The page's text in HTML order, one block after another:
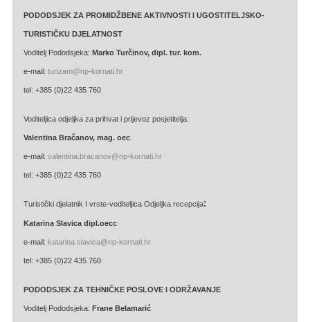
PODODSJEK ZA PROMIDŽBENE AKTIVNOSTI I UGOSTITELJSKO-
TURISTIČKU DJELATNOST
Voditelj Pododsjeka: Marko Turčinov, dipl. tur. kom.
e-mail: turizam@np-kornati.hr
tel: +385 (0)22 435 760
Voditeljica odjeljka za prihvat i prijevoz posjetitelja:
Valentina Bračanov, mag. oec
e-mail: valentina.bracanov@np-kornati.hr
tel: +385 (0)22 435 760
Turistički djelatnik I vrste-voditeljica Odjeljka recepcija:
Katarina Slavica dipl.oecc
e-mail: katarina.slavica@np-kornati.hr
tel: +385 (0)22 435 760
PODODSJEK ZA TEHNIČKE POSLOVE I ODRŽAVANJE
Voditelj Pododsjeka: Frane Belamarić